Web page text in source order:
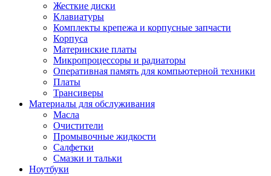
Жесткие диски
Клавиатуры
Комплекты крепежа и корпусные запчасти
Корпуса
Материнские платы
Микропроцессоры и радиаторы
Оперативная память для компьютерной техники
Платы
Трансиверы
Материалы для обслуживания
Масла
Очистители
Промывочные жидкости
Салфетки
Смазки и тальки
Ноутбуки